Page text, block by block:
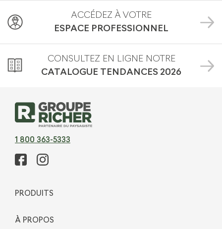
ACCÉDEZ À VOTRE
ESPACE PROFESSIONNEL
CONSULTEZ EN LIGNE NOTRE
CATALOGUE TENDANCES 2026
1 800 363-5333
PRODUITS
À PROPOS